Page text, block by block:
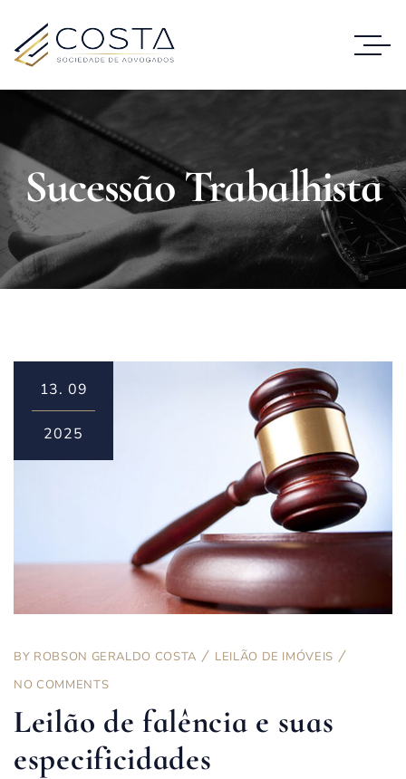
Sucessão Trabalhista
13. 09
2025
BY ROBSON GERALDO COSTA
LEILÃO DE IMÓVEIS
NO COMMENTS
Leilão de falência e suas
especificidades